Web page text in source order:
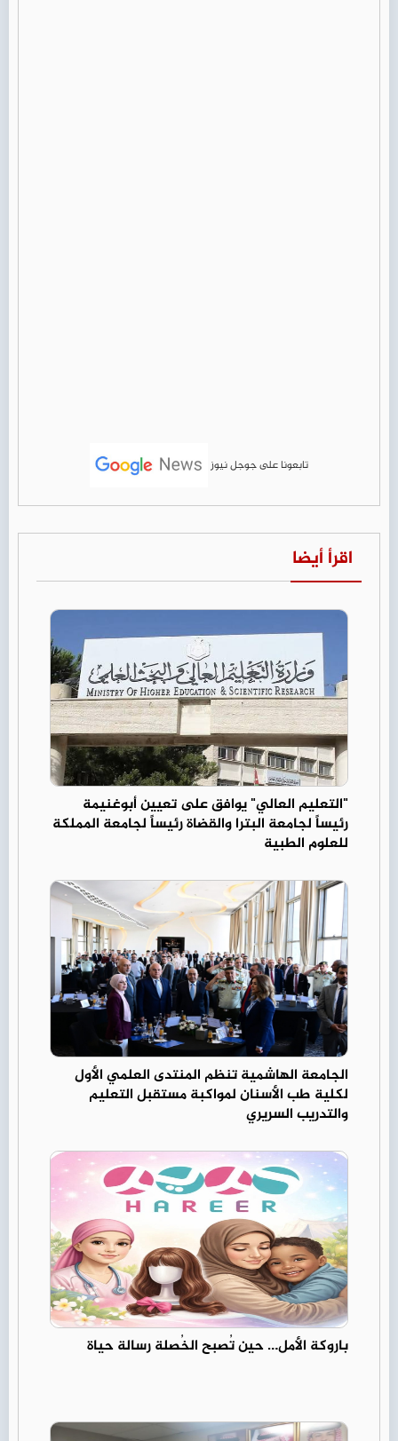
تابعونا على جوجل نيوز
اقرأ أيضا
"التعليم العالي" يوافق على تعيين أبوغنيمة
رئيساً لجامعة البترا والقضاة رئيساً لجامعة المملكة
للعلوم الطبية
الجامعة الهاشمية تنظم المنتدى العلمي الأول
لكلية طب الأسنان لمواكبة مستقبل التعليم
والتدريب السريري
باروكة الأمل… حين تُصبح الخُصلة رسالة حياة